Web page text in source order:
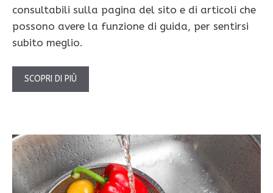
consultabili sulla pagina del sito e di articoli che
possono avere la funzione di guida, per sentirsi
subito meglio.
SCOPRI DI PIÙ